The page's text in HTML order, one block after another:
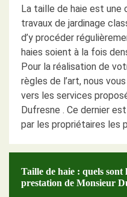
La taille de haie est une
travaux de jardinage
d’y procéder
haies soient à la fois
Pour la réalisation de
règles de l’art, nous
vers les services
Dufresne . Ce dernier
par les propriétaires les
Taille de haie : quels sont
prestation de Monsieur